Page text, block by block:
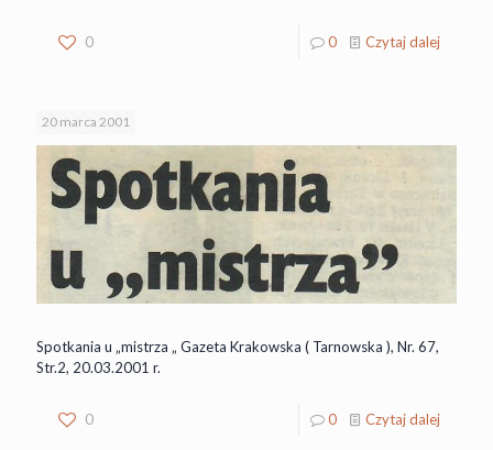
0 0 Czytaj dalej
20 marca 2001
Spotkania u „mistrza „ Gazeta Krakowska ( Tarnowska ), Nr. 67,
Str.2, 20.03.2001 r.
0 0 Czytaj dalej